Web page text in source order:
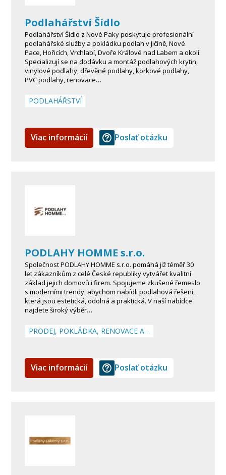
Podlahářství Šídlo
Podlahářství Šídlo z Nové Paky poskytuje profesionální
podlahářské služby a pokládku podlah v Jičíně, Nové
Pace, Hořicích, Vrchlabí, Dvoře Králové nad Labem a okolí.
Specializují se na dodávku a montáž podlahových krytin,
vinylové podlahy, dřevěné podlahy, korkové podlahy,
PVC podlahy, renovace…
PODLAHÁŘSTVÍ
Viac informácií Poslať otázku
PODLAHY HOMME s.r.o.
Společnost PODLAHY HOMME s.r.o. pomáhá již téměř 30
let zákazníkům z celé České republiky vytvářet kvalitní
základ jejich domovů i firem. Spojujeme zkušené řemeslo
s moderními trendy, abychom nabídli podlahová řešení,
která jsou estetická, odolná a praktická. V naší nabídce
najdete široký výběr…
PRODEJ, POKLÁDKA, RENOVACE A…
Viac informácií Poslať otázku